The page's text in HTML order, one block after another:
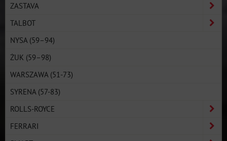
ZASTAVA
TALBOT
NYSA (59–94)
ŻUK (59–98)
WARSZAWA (51-73)
SYRENA (57-83)
ROLLS-ROYCE
FERRARI